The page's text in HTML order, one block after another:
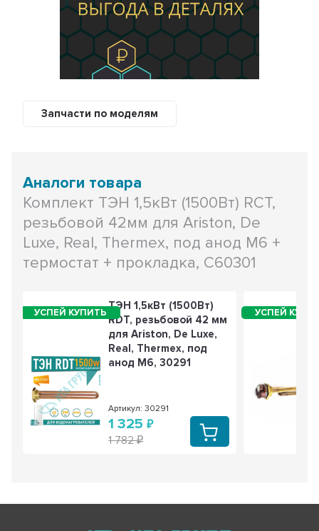
Запчасти по моделям
Аналоги товара
Комплект ТЭН 1,5кВт (1500Вт) RCT,
резьбовой 42мм для Ariston, De
Luxe, Real, Thermex, под анод М6 +
термостат + прокладка, C60301
ТЭН 1,5кВт (1500Вт)
RDT, резьбовой 42 мм
для Ariston, De Luxe,
Real, Thermex, под
анод М6, 30291
Артикул: 30291
1 325
1 782